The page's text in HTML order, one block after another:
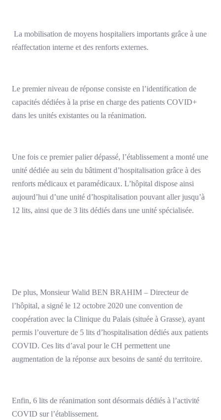
La mobilisation de moyens hospitaliers importants grâce à une
réaffectation interne et des renforts externes.
Le premier niveau de réponse consiste en l’identification de
capacités dédiées à la prise en charge des patients COVID+
dans les unités existantes ou la réanimation.
Une fois ce premier palier dépassé, l’établissement a monté une
unité dédiée au sein du bâtiment d’hospitalisation grâce à des
renforts médicaux et paramédicaux. L’hôpital dispose ainsi
aujourd’hui d’une unité d’hospitalisation pouvant aller jusqu’à
12 lits, ainsi que de 3 lits dédiés dans une unité spécialisée.
De plus, Monsieur Walid BEN BRAHIM – Directeur de
l’hôpital, a signé le 12 octobre 2020 une convention de
coopération avec la Clinique du Palais (située à Grasse), ayant
permis l’ouverture de 5 lits d’hospitalisation dédiés aux patients
COVID. Ces lits d’aval pour le CH permettent une
augmentation de la réponse aux besoins de santé du territoire.
Enfin, 6 lits de réanimation sont désormais dédiés à l’activité
COVID sur l’établissement.